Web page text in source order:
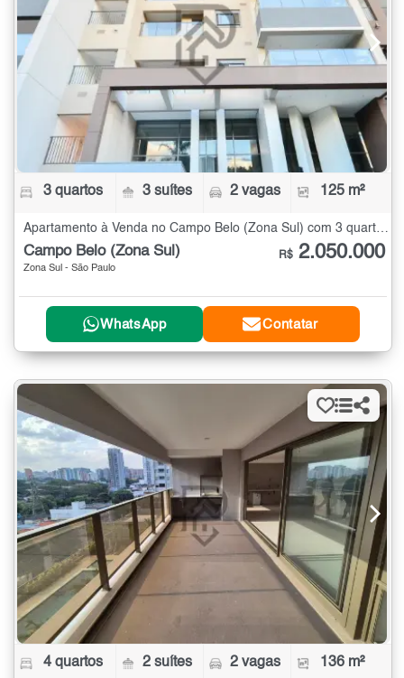
3 quartos 3 suítes 2 vagas 125 m²
Apartamento à Venda no Campo Belo (Zona Sul) com 3 quartos - 125 m²
Campo Belo (Zona Sul)
Zona Sul - São Paulo
R$ 2.050.000
WhatsApp Contatar
4 quartos 2 suítes 2 vagas 136 m²